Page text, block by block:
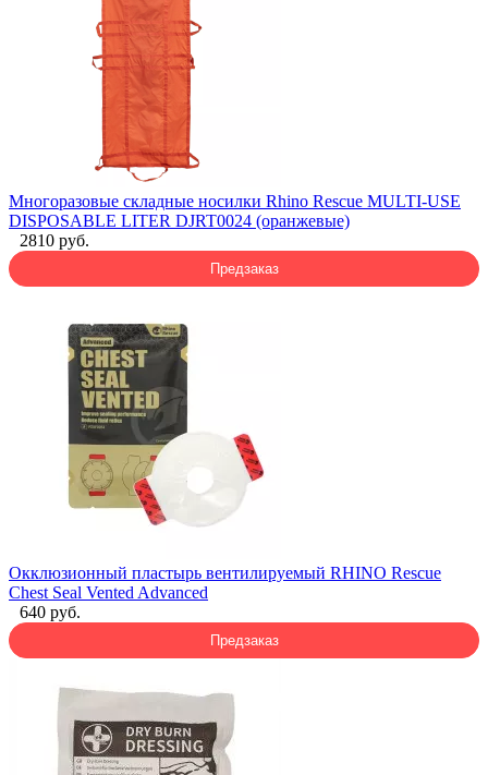
Многоразовые складные носилки Rhino Rescue MULTI-USE
DISPOSABLE LITER DJRT0024 (оранжевые)
2810 руб.
Предзаказ
Окклюзионный пластырь вентилируемый RHINO Rescue
Chest Seal Vented Advanced
640 руб.
Предзаказ